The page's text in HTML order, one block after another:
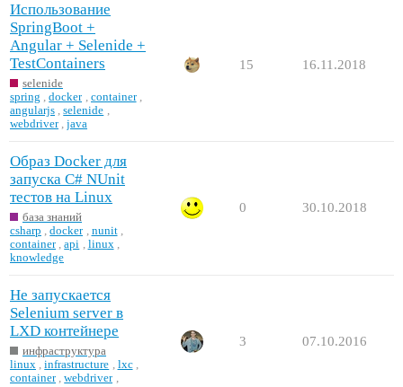
Использование
SpringBoot +
Angular + Selenide +
TestContainers
selenide
spring
,docker container
angularjs ,selenide
webdriver ,java
15 16.11.2018
Образ Docker для
запуска C# NUnit
тестов на Linux
база знаний
csharp
,docker nunit
container ,api linux
knowledge
0 30.10.2018
Не запускается
Selenium server в
LXD контейнере
инфраструктура
linux
,infrastructure lxc
container ,webdriver
3 07.10.2016